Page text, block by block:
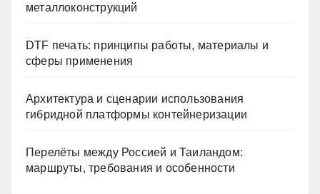
металлоконструкций
DTF печать: принципы работы, материалы и
сферы применения
Архитектура и сценарии использования
гибридной платформы контейнеризации
Перелёты между Россией и Таиландом:
маршруты, требования и особенности